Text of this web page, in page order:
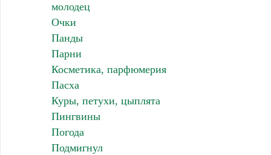
молодец
Очки
Панды
Парни
Косметика, парфюмерия
Пасха
Куры, петухи, цыплята
Пингвины
Погода
Подмигнул